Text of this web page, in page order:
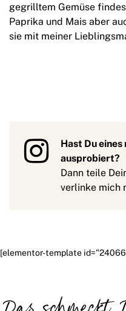
gegrilltem Gemüse
Paprika und Mais aber
sie mit meiner
Hast Du
ausprobiert?
Dann teile
verlinke mich
[elementor-template